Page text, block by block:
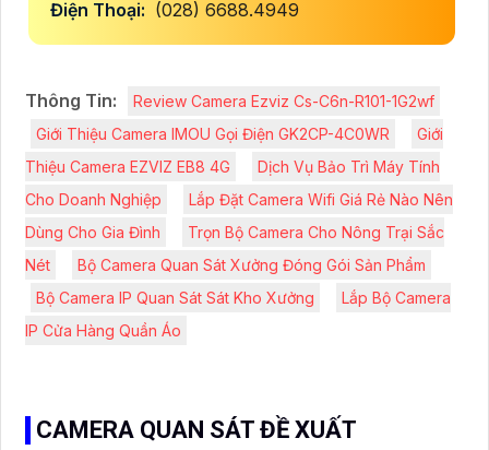
Điện Thoại: (028) 6688.4949
Thông Tin:
Review Camera Ezviz Cs-C6n-R101-1G2wf
Giới Thiệu Camera IMOU Gọi Điện GK2CP-4C0WR
Giới
Thiệu Camera EZVIZ EB8 4G
Dịch Vụ Bảo Trì Máy Tính
Cho Doanh Nghiệp
Lắp Đặt Camera Wifi Giá Rẻ Nào Nên
Dùng Cho Gia Đình
Trọn Bộ Camera Cho Nông Trại Sắc
Nét
Bộ Camera Quan Sát Xưởng Đóng Gói Sản Phẩm
Bộ Camera IP Quan Sát Sát Kho Xưởng
Lắp Bộ Camera
IP Cửa Hàng Quần Áo
CAMERA QUAN SÁT ĐỀ XUẤT